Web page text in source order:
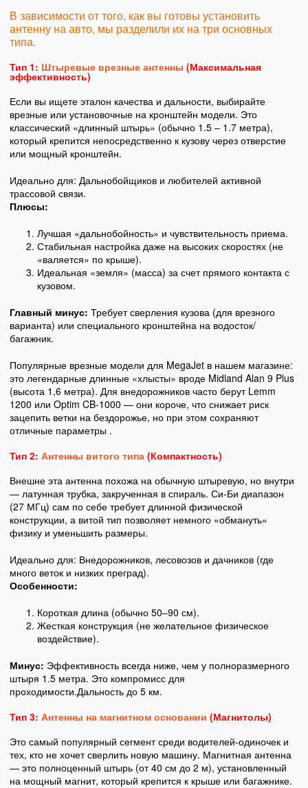
В зависимости от того, как вы готовы установить
антенну на авто, мы разделили их на три основных
типа.
Тип 1: Штыревые врезные антенны (Максимальная
эффективность)
Если вы ищете эталон качества и дальности, выбирайте
врезные или установочные на кронштейн модели. Это
классический «длинный штырь» (обычно 1.5 – 1.7 метра),
который крепится непосредственно к кузову через отверстие
или мощный кронштейн.
Идеально для: Дальнобойщиков и любителей активной
трассовой связи.
Плюсы:
Лучшая «дальнобойность» и чувствительность приема.
Стабильная настройка даже на высоких скоростях (не
«валяется» по крыше).
Идеальная «земля» (масса) за счет прямого контакта с
кузовом.
Главный минус: Требует сверления кузова (для врезного
варианта) или специального кронштейна на водосток/
багажник.
Популярные врезные модели для MegaJet в нашем магазине:
это легендарные длинные «хлысты» вроде Midland Alan 9 Plus
(высота 1,6 метра). Для внедорожников часто берут Lemm
1200 или Optim CB-1000 — они короче, что снижает риск
зацепить ветки на бездорожье, но при этом сохраняют
отличные параметры .
Тип 2: Антенны витого типа (Компактность)
Внешне эта антенна похожа на обычную штыревую, но внутри
— латунная трубка, закрученная в спираль. Си-Би диапазон
(27 МГц) сам по себе требует длинной физической
конструкции, а витой тип позволяет немного «обмануть»
физику и уменьшить размеры.
Идеально для: Внедорожников, лесовозов и дачников (где
много веток и низких преград).
Особенности:
Короткая длина (обычно 50–90 см).
Жесткая конструкция (не желательное физическое
воздействие).
Минус: Эффективность всегда ниже, чем у полноразмерного
штыря 1.5 метра. Это компромисс для
проходимости.Дальность до 5 км.
Тип 3: Антенны на магнитном основании (Магнитолы)
Это самый популярный сегмент среди водителей-одиночек и
тех, кто не хочет сверлить новую машину. Магнитная антенна
— это полноценный штырь (от 40 см до 2 м), установленный
на мощный магнит, который крепится к крыше или багажнике.